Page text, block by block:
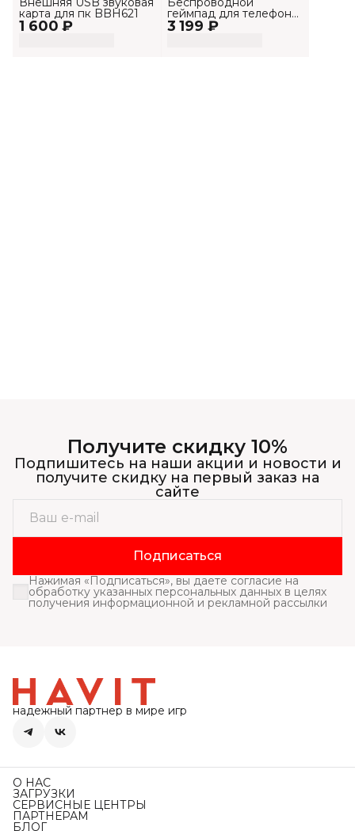
1 600 ₽
карта для пк BBH621
3 199 ₽
геймпад для телефона
и Пк G158BT Pro
Получите скидку 10%
Подпишитесь на наши акции и новости и
получите скидку на первый заказ на
сайте
Подписаться
Нажимая «Подписаться», вы даете согласие на
обработку указанных персональных данных в целях
получения информационной и рекламной рассылки
надежный партнер в мире игр
О НАС
ЗАГРУЗКИ
СЕРВИСНЫЕ ЦЕНТРЫ
ПАРТНЕРАМ
БЛОГ